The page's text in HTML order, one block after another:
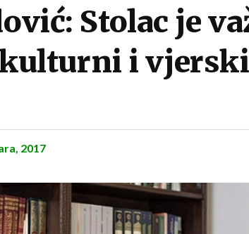
Stolac je
i
2017